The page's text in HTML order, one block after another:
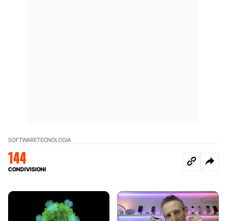
SOFTWARETECNOLOGIA
144
CONDIVISIONI